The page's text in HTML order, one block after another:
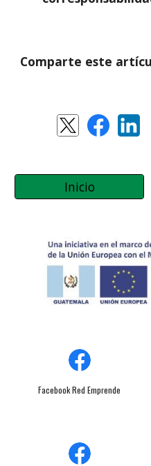
Comparte este
Inicio
Facebook Red Emprende